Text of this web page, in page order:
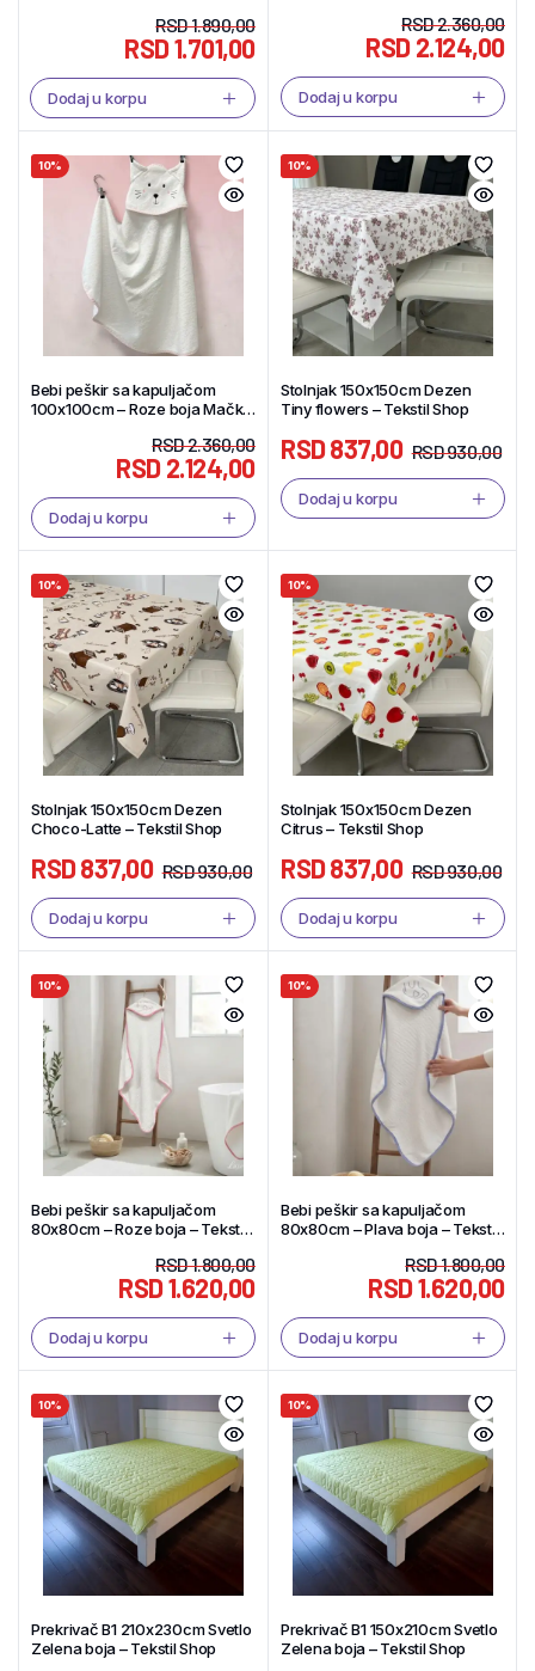
RSD1.890,00
RSD1.701,00
Dodaj u korpu
RSD2.360,00
RSD2.124,00
Dodaj u korpu
10%
Bebi peškir sa kapuljačom
100x100cm – Roze boja Mačka
RSD2.360,00
RSD2.124,00
Dodaj u korpu
10%
Stolnjak 150x150cm Dezen
Tiny flowers – Tekstil Shop
RSD930,00
RSD837,00
Dodaj u korpu
10%
Stolnjak 150x150cm Dezen
Choco-Latte – Tekstil Shop
RSD930,00
RSD837,00
Dodaj u korpu
10%
Stolnjak 150x150cm Dezen
Citrus – Tekstil Shop
RSD930,00
RSD837,00
Dodaj u korpu
10%
Bebi peškir sa kapuljačom
80x80cm – Roze boja – Tekstil
RSD1.800,00
RSD1.620,00
Dodaj u korpu
10%
Bebi peškir sa kapuljačom
80x80cm – Plava boja – Tekstil
RSD1.800,00
RSD1.620,00
Dodaj u korpu
10%
Prekrivač B1 210x230cm Svetlo
Zelena boja – Tekstil Shop
10%
Prekrivač B1 150x210cm Svetlo
Zelena boja – Tekstil Shop